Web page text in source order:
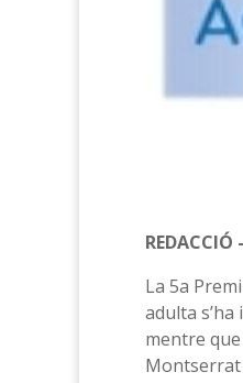
La 5a
adulta
mentre
Montserrat